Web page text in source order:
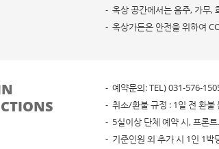
옥상 공간에서는 음주, 가무,
옥상가든은 안전을 위하여
예약문의: TEL) 031-576-
취소/환불 규정 : 1일 전 환
5실이상 단체 예약 시, 프론
기준인원 외 추가 시 1인 1